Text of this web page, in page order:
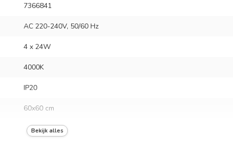
7366841
AC 220-240V, 50/60 Hz
4 x 24W
4000K
IP20
60x60 cm
4 x 3000 lumen
Bekijk alles